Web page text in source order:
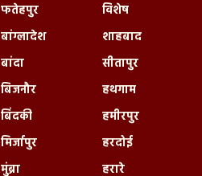
फतेहपुर
बांग्लादेश
बांदा
बिजनौर
बिंदकी
मिर्जापुर
मुंब्रा
विशेष
शाहबाद
सीतापुर
हथगाम
हमीरपुर
हरदोई
हरारे